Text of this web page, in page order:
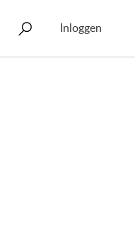
Inloggen